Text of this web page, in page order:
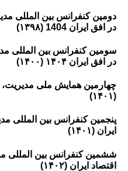
کنفرانس بین المللی
1404 (۱۳۹۸)
کنفرانس بین المللی
۱۴۰۴ (۱۴۰۰)
همایش ملی مدیریت،
کنفرانس بین المللی مدیریت،
کنفرانس بین المللی مدیریت،
(۱۴۰۲)